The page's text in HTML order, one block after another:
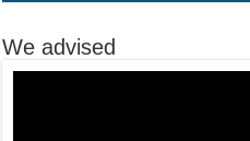
We advised